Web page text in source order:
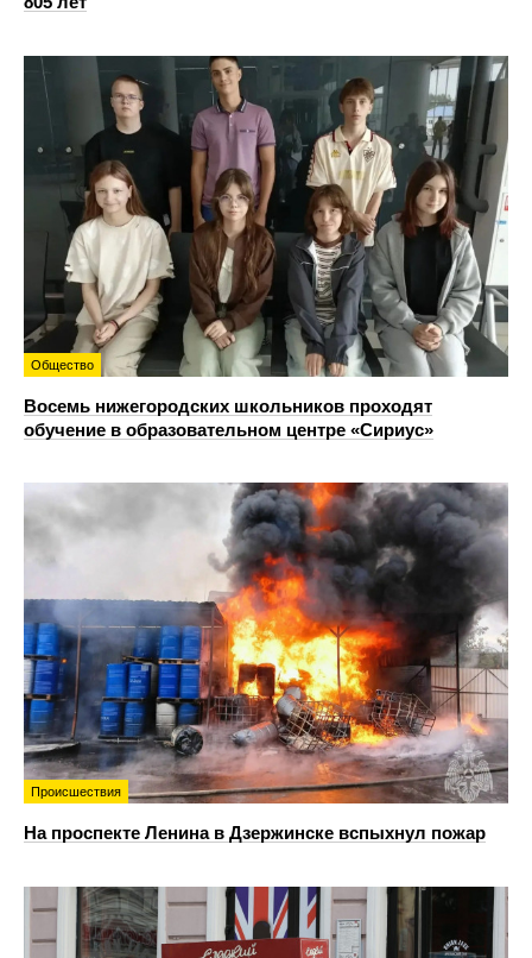
Общество
Восемь нижегородских школьников проходят
обучение в образовательном центре «Сириус»
Происшествия
На проспекте Ленина в Дзержинске вспыхнул пожар